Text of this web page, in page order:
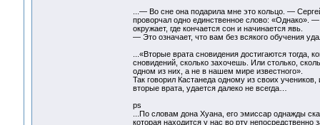
...— Во сне она подарила мне это кольцо. —
проворчал одно единственное слово: «Однако».
окружает, где кончается сон и начинается явь.
— Это означает, что вам без всякого обучения
...«Вторые врата сновидения достигаются
сновидений, сколько захочешь. Или столько,
одном из них, а не в нашем мире известного».
Так говорил Кастанеда одному из своих
вторые врата, удается далеко не всегда…
ps
...По словам дона Хуана, его эмиссар однажды
которая находится у нас во рту